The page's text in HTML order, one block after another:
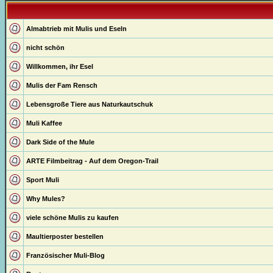
Almabtrieb mit Mulis und Eseln
nicht schön
Willkommen, ihr Esel
Mulis der Fam Rensch
Lebensgroße Tiere aus Naturkautschuk
Muli Kaffee
Dark Side of the Mule
ARTE Filmbeitrag - Auf dem Oregon-Trail
Sport Muli
Why Mules?
viele schöne Mulis zu kaufen
Maultierposter bestellen
Französischer Muli-Blog